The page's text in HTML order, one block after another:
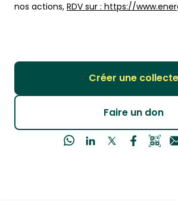
nos actions, RDV sur : https://
Créer une collecte
Faire un don